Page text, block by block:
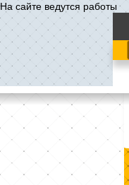
На сайте ведутся работы